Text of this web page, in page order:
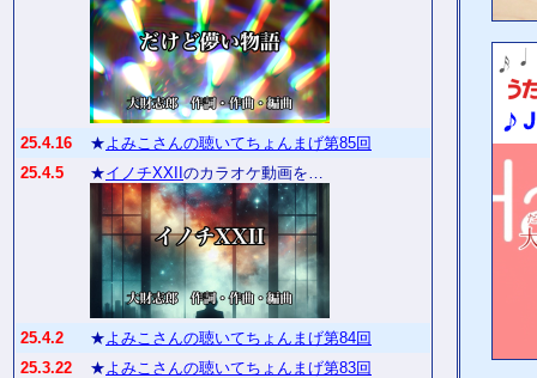
25.4.16 ★よみこさんの聴いてちょんまげ第85回
25.4.5
★イノチXXII のカラオケ動画を…
25.4.2 ★よみこさんの聴いてちょんまげ第84回
25.3.22
★よみこさんの聴いてちょんまげ第83回